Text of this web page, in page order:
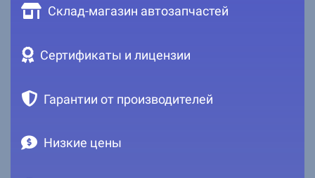
Склад-магазин автозапчастей
Сертификаты и лицензии
Гарантии от производителей
Низкие цены